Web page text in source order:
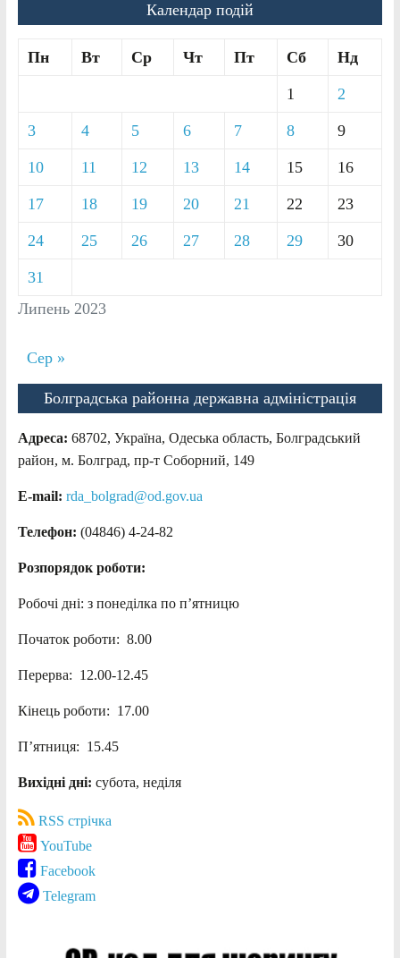
Календар подій
Липень 2023
Пн Вт Ср Чт Пт Сб Нд
1 2
3 4 5 6 7 8 9
10 11 12 13 14 15 16
17 18 19 20 21 22 23
24 25 26 27 28 29 30
31
Сер »
Болградська районна державна адміністрація
Адреса: 68702, Україна, Одеська область, Болградський
район, м. Болград, пр-т Соборний, 149
E-mail: rda_bolgrad@od.gov.ua
Телефон: (04846) 4-24-82
Розпорядок роботи:
Робочі дні: з понеділка по п’ятницю
Початок роботи: 8.00
Перерва: 12.00-12.45
Кінець роботи: 17.00
П’ятниця: 15.45
Вихідні дні: субота, неділя
RSS стрічка
YouTube
Facebook
Telegram